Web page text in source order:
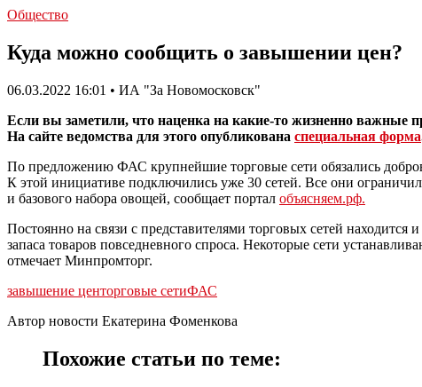
Общество
Куда можно сообщить о завышении цен?
06.03.2022 16:01 • ИА "За Новомосковск"
Если вы заметили, что наценка на какие-то жизненно
На сайте ведомства для этого опубликована специальная форма
По предложению ФАС крупнейшие торговые сети обязались
К этой инициативе подключились уже 30 сетей. Все они
и базового набора овощей, сообщает портал объясняем.рф.
Постоянно на связи с представителями торговых сетей
запаса товаров повседневного спроса. Некоторые сети
отмечает Минпромторг.
завышение центорговые сетиФАС
Автор новости Екатерина Фоменкова
Похожие статьи по теме: